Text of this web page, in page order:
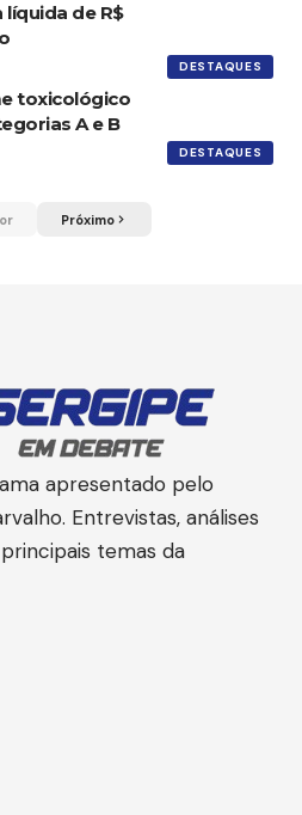
DESTAQUES
de R$
DESTAQUES
toxicológico
A e B
Próximo
apresentado pelo
Entrevistas, análises
temas da